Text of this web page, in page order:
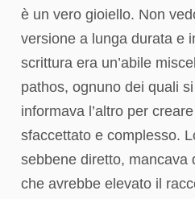
è un vero gioiello. Non
versione a lunga durata e
scrittura era un’abile
pathos, ognuno dei quali
informava l’altro per
sfaccettato e complesso.
sebbene diretto, mancava
che avrebbe elevato il